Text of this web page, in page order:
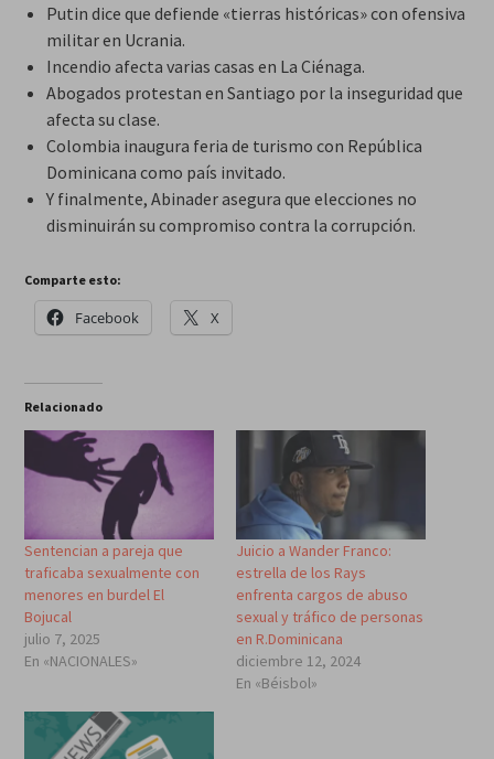
Putin dice que defiende «tierras históricas» con ofensiva
militar en Ucrania.
Incendio afecta varias casas en La Ciénaga.
Abogados protestan en Santiago por la inseguridad que
afecta su clase.
Colombia inaugura feria de turismo con República
Dominicana como país invitado.
Y finalmente, Abinader asegura que elecciones no
disminuirán su compromiso contra la corrupción.
Comparte esto:
Facebook X
Relacionado
Sentencian a pareja que
traficaba sexualmente con
menores en burdel El
Bojucal
julio 7, 2025
En «NACIONALES»
Juicio a Wander Franco:
estrella de los Rays
enfrenta cargos de abuso
sexual y tráfico de personas
en R.Dominicana
diciembre 12, 2024
En «Béisbol»